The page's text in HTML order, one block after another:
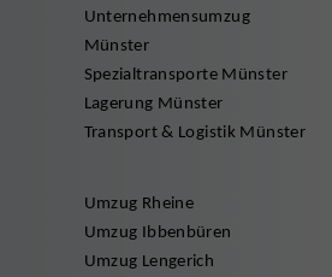
Unternehmensumzug
Münster
Spezialtransporte Münster
Lagerung Münster
Transport & Logistik Münster
Umzug Rheine
Umzug Ibbenbüren
Umzug Lengerich